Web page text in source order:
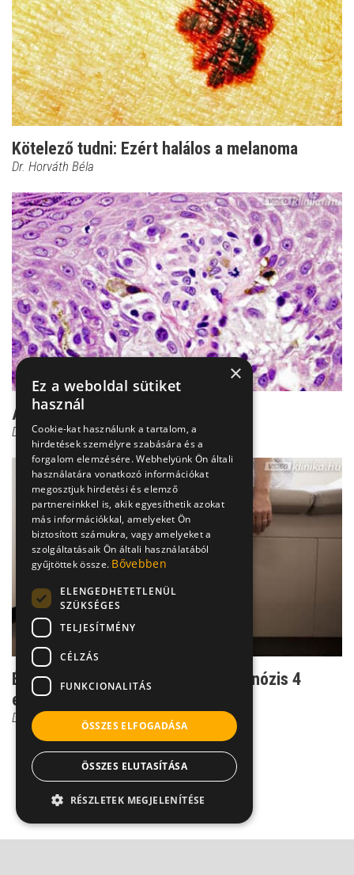
Kötelező tudni: Ezért halálos a melanoma
Dr. Horváth Béla
A fórumok ideje lejárt
Dr. Horváth Béla
Életveszélyes bőrrák: a biztos diagnózis 4
elengedhetetlen e...
Dr. Horváth Béla
×
Ez a weboldal sütiket
használ
Cookie-kat használunk a tartalom, a
hirdetések személyre szabására és a
forgalom elemzésére. Webhelyünk Ön általi
használatára vonatkozó információkat
megosztjuk hirdetési és elemző
partnereinkkel is, akik egyesíthetik azokat
más információkkal, amelyeket Ön
biztosított számukra, vagy amelyeket a
szolgáltatásaik Ön általi használatából
gyűjtöttek össze. Bővebben
ELENGEDHETETLENÜL
SZÜKSÉGES
TELJESÍTMÉNY
CÉLZÁS
FUNKCIONALITÁS
ÖSSZES ELFOGADÁSA
ÖSSZES ELUTASÍTÁSA
RÉSZLETEK MEGJELENÍTÉSE